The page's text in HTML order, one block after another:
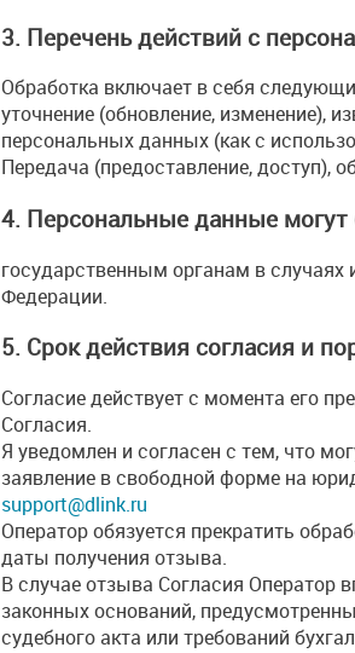
3. Перечень действий с
Обработка включает в себя
уточнение (обновление, изменение),
персональных данных (как с
Передача (предоставление, доступ),
4. Персональные данные
государственным органам в
Федерации.
5. Срок действия согласия и
Согласие действует с момента его
Согласия.
Я уведомлен и согласен с тем, что
заявление в свободной форме на
support@dlink.ru
Оператор обязуется прекратить
даты получения отзыва.
В случае отзыва Согласия Оператор
законных оснований,
судебного акта или требований